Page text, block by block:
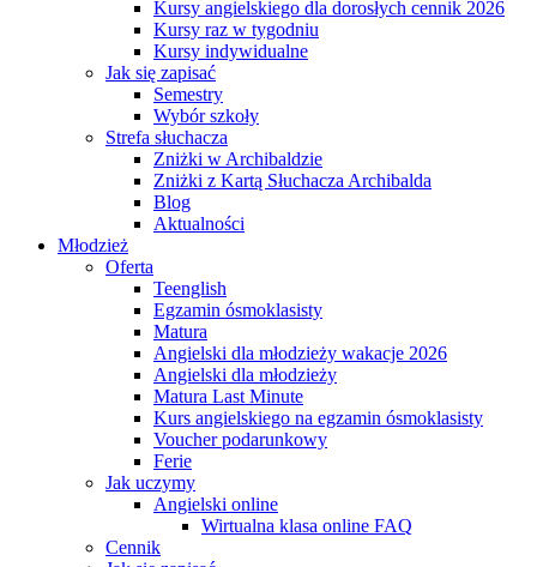
Kursy angielskiego dla dorosłych cennik 2026
Kursy raz w tygodniu
Kursy indywidualne
Jak się zapisać
Semestry
Wybór szkoły
Strefa słuchacza
Zniżki w Archibaldzie
Zniżki z Kartą Słuchacza Archibalda
Blog
Aktualności
Młodzież
Oferta
Teenglish
Egzamin ósmoklasisty
Matura
Angielski dla młodzieży wakacje 2026
Angielski dla młodzieży
Matura Last Minute
Kurs angielskiego na egzamin ósmoklasisty
Voucher podarunkowy
Ferie
Jak uczymy
Angielski online
Wirtualna klasa online FAQ
Cennik